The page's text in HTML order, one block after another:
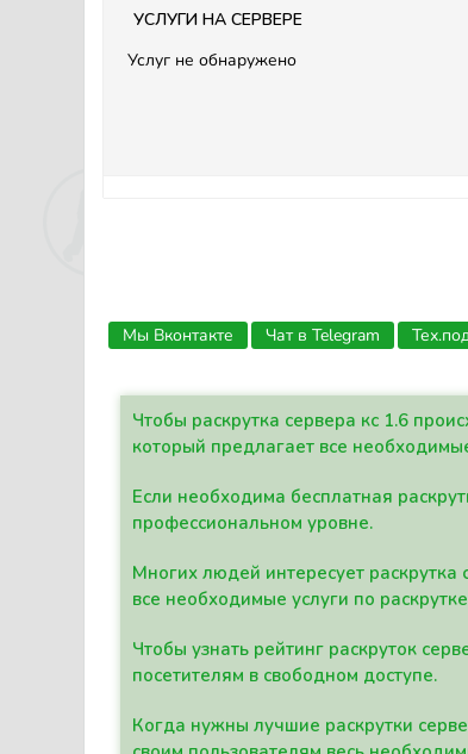
Услуги на сервере
Услуг не обнаружено
Мы Вконтакте Чат в Telegram
Чтобы раскрутка сервера кс 1.6
который предлагает все
Если необходима бесплатная
профессиональном уровне.
Многих людей интересует раскрутка
все необходимые услуги по
Чтобы узнать рейтинг раскруток
посетителям в свободном доступе.
Когда нужны лучшие раскрутки